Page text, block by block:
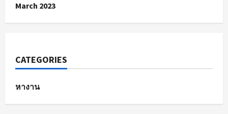
March 2023
CATEGORIES
หางาน